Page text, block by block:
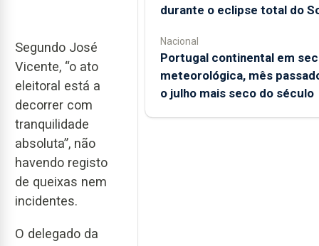
Segundo José
Vicente, “o ato
eleitoral está a
decorrer com
tranquilidade
absoluta”, não
havendo registo
de queixas nem
incidentes.
O delegado da
durante o eclipse total do
Nacional
Portugal continental em
meteorológica, mês
o julho mais seco do século